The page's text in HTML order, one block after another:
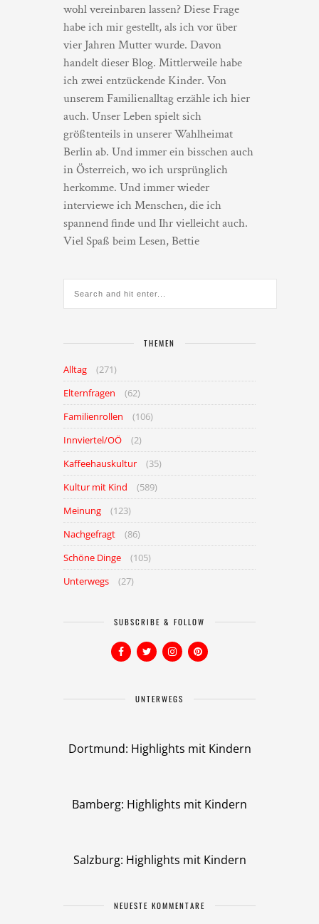
wohl vereinbaren lassen? Diese Frage
habe ich mir gestellt, als ich vor über
vier Jahren Mutter wurde. Davon
handelt dieser Blog. Mittlerweile habe
ich zwei entzückende Kinder. Von
unserem Familienalltag erzähle ich hier
auch. Unser Leben spielt sich
größtenteils in unserer Wahlheimat
Berlin ab. Und immer ein bisschen auch
in Österreich, wo ich ursprünglich
herkomme. Und immer wieder
interviewe ich Menschen, die ich
spannend finde und Ihr vielleicht auch.
Viel Spaß beim Lesen, Bettie
THEMEN
Alltag
(271)
Elternfragen
(62)
Familienrollen
(106)
Innviertel/OÖ
(2)
Kaffeehauskultur
(35)
Kultur mit Kind
(589)
Meinung
(123)
Nachgefragt
(86)
Schöne Dinge
(105)
Unterwegs
(27)
SUBSCRIBE & FOLLOW
UNTERWEGS
Dortmund: Highlights mit Kindern
Bamberg: Highlights mit Kindern
Salzburg: Highlights mit Kindern
NEUESTE KOMMENTARE